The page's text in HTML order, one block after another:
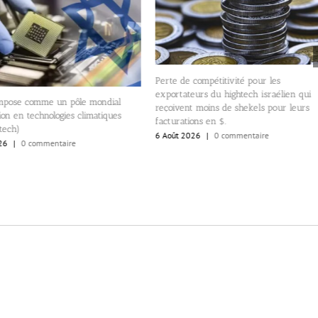
comme un pôle mondial
en technologies climatiques
| 0 commentaire
Perte de compétitivité pour les
exportateurs du hightech israélien qui
reçoivent moins de shekels pour leurs
facturations en $.
6 Août 2026 | 0 commentaire